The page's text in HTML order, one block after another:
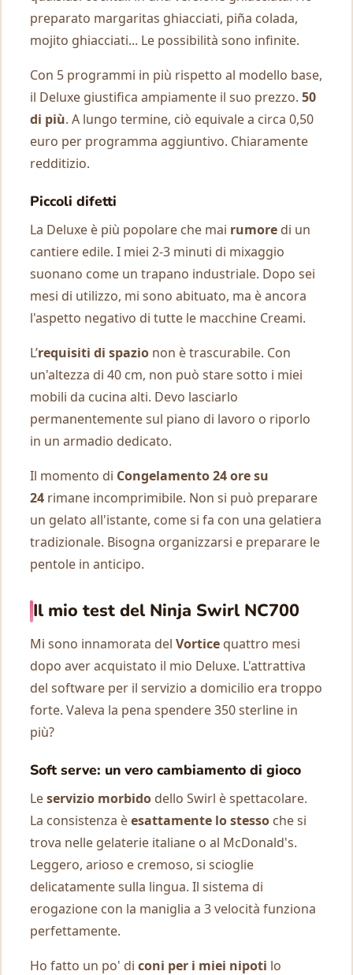
preparato margaritas ghiacciati, piña colada,
mojito ghiacciati... Le possibilità sono infinite.
Con 5 programmi in più rispetto al modello base,
il Deluxe giustifica ampiamente il suo prezzo. 50
di più. A lungo termine, ciò equivale a circa 0,50
euro per programma aggiuntivo. Chiaramente
redditizio.
Piccoli difetti
La Deluxe è più popolare che mai rumore di un
cantiere edile. I miei 2-3 minuti di mixaggio
suonano come un trapano industriale. Dopo sei
mesi di utilizzo, mi sono abituato, ma è ancora
l'aspetto negativo di tutte le macchine Creami.
L’requisiti di spazio non è trascurabile. Con
un'altezza di 40 cm, non può stare sotto i miei
mobili da cucina alti. Devo lasciarlo
permanentemente sul piano di lavoro o riporlo
in un armadio dedicato.
Il momento di Congelamento 24 ore su
24 rimane incomprimibile. Non si può preparare
un gelato all'istante, come si fa con una gelatiera
tradizionale. Bisogna organizzarsi e preparare le
pentole in anticipo.
Il mio test del Ninja Swirl NC700
Mi sono innamorata del Vortice quattro mesi
dopo aver acquistato il mio Deluxe. L'attrattiva
del software per il servizio a domicilio era troppo
forte. Valeva la pena spendere 350 sterline in
più?
Soft serve: un vero cambiamento di gioco
Leservizio morbido dello Swirl è spettacolare.
La consistenza èesattamente lo stesso che si
trova nelle gelaterie italiane o al McDonald's.
Leggero, arioso e cremoso, si scioglie
delicatamente sulla lingua. Il sistema di
erogazione con la maniglia a 3 velocità funziona
perfettamente.
Ho fatto un po' di coni per i miei nipoti lo